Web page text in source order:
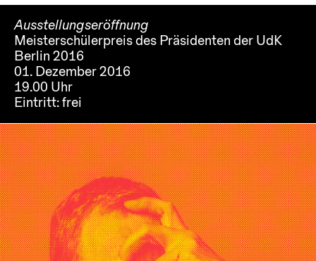
Ausstellungseröffnung
Meisterschülerpreis des Präsidenten der UdK
Berlin 2016
01. Dezember 2016
19.00 Uhr
Eintritt:frei